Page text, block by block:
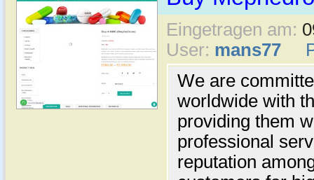
Eingetragen am:
User: mans77
We are
worldwide with
providing them
professional
reputation